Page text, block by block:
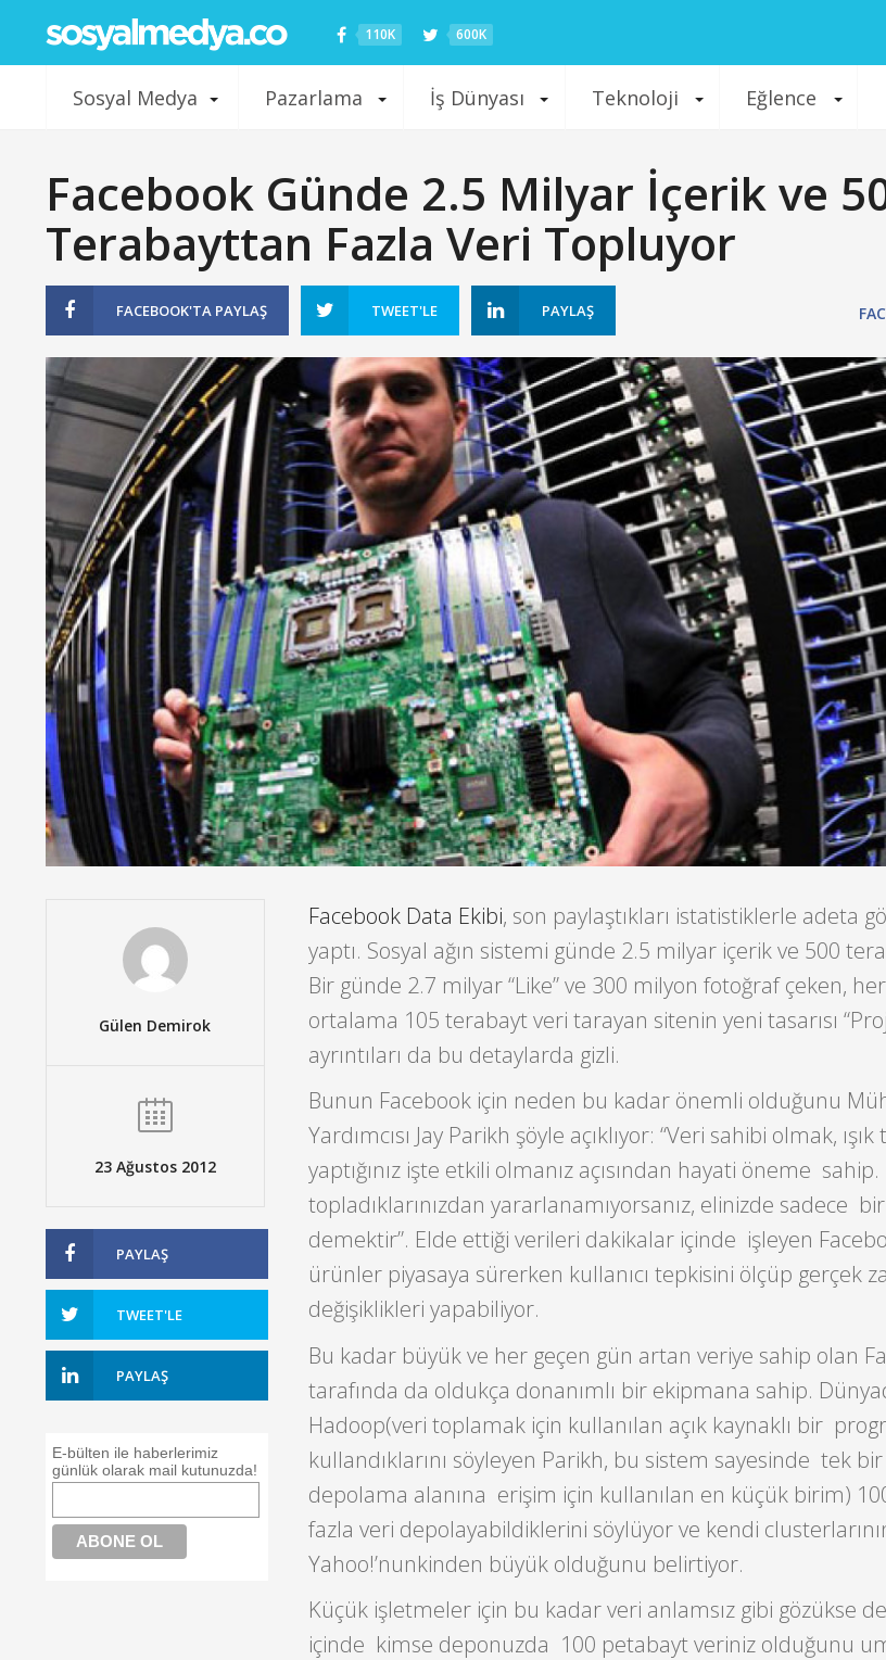
110K 600K
Sosyal Medya Pazarlama İş Dünyası Teknoloji Eğlence
Facebook Günde 2.5 Milyar İçerik ve
Terabayttan Fazla Veri Topluyor
FACEBOOK'TA PAYLAŞ TWEET'LE PAYLAŞ
Gülen Demirok
23 Ağustos 2012
PAYLAŞ
TWEET'LE
PAYLAŞ
E-bülten ile haberlerimiz
günlük olarak mail kutunuzda!
Facebook Data Ekibi, son paylaştıkları istatistiklerle adeta
yaptı. Sosyal ağın sistemi günde 2.5 milyar içerik ve 500
Bir günde 2.7 milyar “Like” ve 300 milyon fotoğraf çeken,
ortalama 105 terabayt veri tarayan sitenin yeni tasarısı
ayrıntıları da bu detaylarda gizli.
Bunun Facebook için neden bu kadar önemli olduğunu
Yardımcısı Jay Parikh şöyle açıklıyor: “Veri sahibi olmak,
yaptığınız işte etkili olmanız açısından hayati öneme sahip.
topladıklarınızdan yararlanamıyorsanız, elinizde sadece bir
demektir”. Elde ettiği verileri dakikalar içinde işleyen
ürünler piyasaya sürerken kullanıcı tepkisini ölçüp gerçek
değişiklikleri yapabiliyor.
Bu kadar büyük ve her geçen gün artan veriye sahip olan
tarafında da oldukça donanımlı bir ekipmana sahip.
Hadoop(veri toplamak için kullanılan açık kaynaklı bir
kullandıklarını söyleyen Parikh, bu sistem sayesinde tek
depolama alanına erişim için kullanılan en küçük birim)
fazla veri depolayabildiklerini söylüyor ve kendi
Yahoo!’nunkinden büyük olduğunu belirtiyor.
Küçük işletmeler için bu kadar veri anlamsız gibi gözükse
içinde kimse deponuzda 100 petabayt veriniz olduğunu